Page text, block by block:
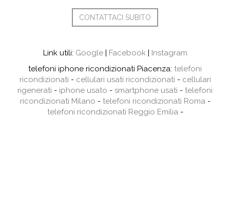
CONTATTACI SUBITO
Link utili: Google| Facebook|
Instagram
telefoni iphone ricondizionati Piacenza: telefoni
ricondizionati - cellulari usati ricondizionati - cellulari
rigenerati - iphone usato - smartphone usati - telefoni
ricondizionati Milano - telefoni ricondizionati Roma-
telefoni ricondizionati Reggio Emilia-